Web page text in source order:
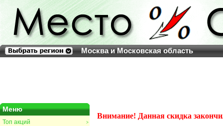
Москва и Московская область
Меню
>
Топ акций
Внимание! Данная скидка